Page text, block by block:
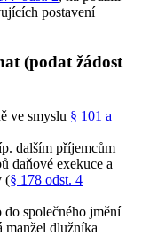
postavení
(podat žádost
ve smyslu § 101 a
dalším příjemcům
daňové exekuce a
(§ 178 odst. 4
společného jmění
manžel dlužníka